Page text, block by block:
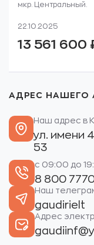
мкр. Центральный.
22.10.2025
13 561 600
АДРЕС НАШЕГО
Наш адрес в
ул. имени
53
с 09:00 до
8 800
Наш
gaudirielt
Адрес